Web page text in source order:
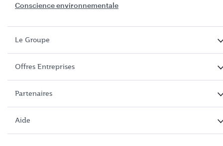
Conscience environnementale
Le Groupe
Offres Entreprises
Partenaires
Aide